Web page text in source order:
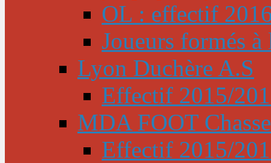
OL : effectif
Joueurs formés
Lyon Duchère A.S
Effectif 2015/
MDA FOOT
Effectif 2015/